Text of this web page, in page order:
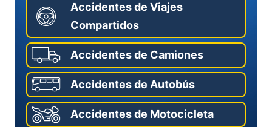
Accidentes de Viajes
Compartidos
Accidentes de Camiones
Accidentes de Autobús
Accidentes de Motocicleta